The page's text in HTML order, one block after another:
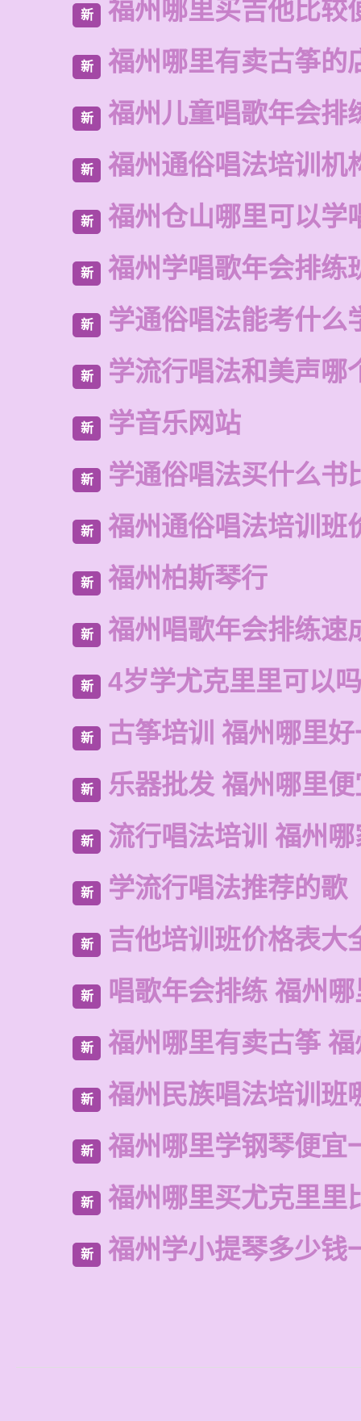
新 福州哪里买吉他比较
新 福州哪里有卖古筝的
新 福州儿童唱歌年会排
新 福州通俗唱法培训机
新 福州仓山哪里可以学
新 福州学唱歌年会排练
新 学通俗唱法能考什么
新 学流行唱法和美声哪
新 学音乐网站
新 学通俗唱法买什么书
新 福州通俗唱法培训班
新 福州柏斯琴行
新 福州唱歌年会排练速
新 4岁学尤克里里可以吗
新 古筝培训 福州哪里
新 乐器批发 福州哪里
新 流行唱法培训 福州
新 学流行唱法推荐的歌
新 吉他培训班价格表大
新 唱歌年会排练 福州
新 福州哪里有卖古筝
新 福州民族唱法培训班
新 福州哪里学钢琴便宜
新 福州哪里买尤克里里
新 福州学小提琴多少钱